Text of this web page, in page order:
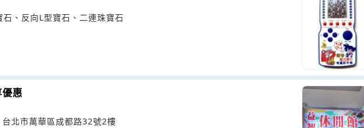
、反向L型寶石、二連珠寶石
惠
北市萬華區成都路32號2樓